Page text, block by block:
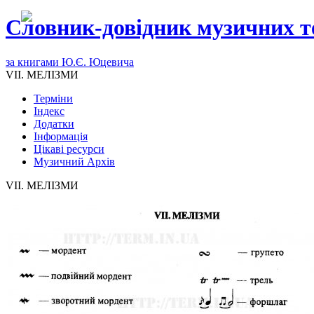
Словник-довідник музичних
за книгами Ю.Є. Юцевича
VII. МЕЛІЗМИ
Терміни
Індекс
Додатки
Інформація
Цікаві ресурси
Музичний Архів
VII. МЕЛІЗМИ